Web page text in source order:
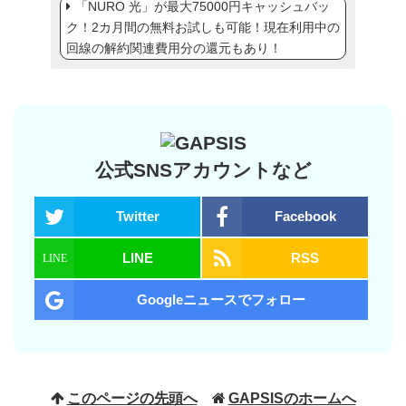
「NURO 光」が最大75000円キャッシュバッ
ク！2カ月間の無料お試しも可能！現在利用中の
回線の解約関連費用分の還元もあり！
公式SNSアカウントなど
Twitter Facebook
LINE RSS
Googleニュースでフォロー
このページの先頭へ GAPSISのホームへ